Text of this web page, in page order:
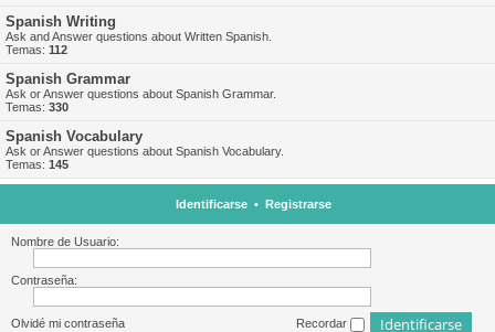
Spanish Writing
Ask and Answer questions about Written Spanish.
Temas: 112
Spanish Grammar
Ask or Answer questions about Spanish Grammar.
Temas: 330
Spanish Vocabulary
Ask or Answer questions about Spanish Vocabulary.
Temas: 145
Identificarse• Registrarse
Nombre de Usuario:
Contraseña:
Olvidé mi contraseña Recordar